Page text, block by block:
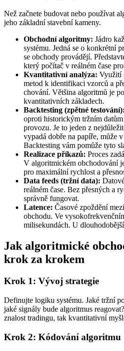
Než začnete budovat nebo používat
jeho základní stavební kameny.
Obchodní algoritmy: Jádro
systému. Jedná se o konkrétní
se obchody provádějí.
který počítač v reálném čase
Kvantitativní analýza: Využití
metod k identifikaci vzorců a
chování. Většina algoritmů je
kvantitativních základech.
Backtesting (zpětné testování):
oproti historickým tržním
provozu. Je to jeden z
vypadá dobře na papíře, může
Backtesting vám pomůže tyto
Realizace příkazů: Proces
V algoritmickém obchodování
pro maximální rychlost a
Data feeds (tržní data):
reálném čase. Bez přesných a
správně fungovat.
Latence: Časové zpoždění
obchodu. Ve
milisekundách. U
Jak algoritmické
krok za krokem
Krok 1: Vývoj strategie
Definujte logiku systému. Jaké tržní
jaké signály bude algoritmus
znalost tradingu, tak kvantitativní
Krok 2: Kódování algoritmu